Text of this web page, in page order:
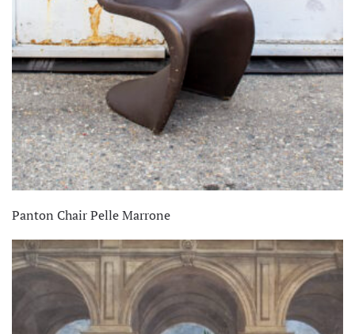
Panton Chair Pelle Marrone